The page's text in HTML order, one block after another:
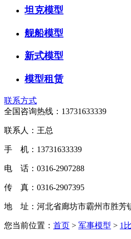
坦克模型
舰船模型
新式模型
模型租赁
联系方式
全国咨询热线： 13731633339
联系人：王总
手 机：13731633339
电 话：0316-2907288
传 真：0316-2907395
地 址：河北省廊坊市霸州市胜芳
您当前位置： 首页 > 军事模型 > 1